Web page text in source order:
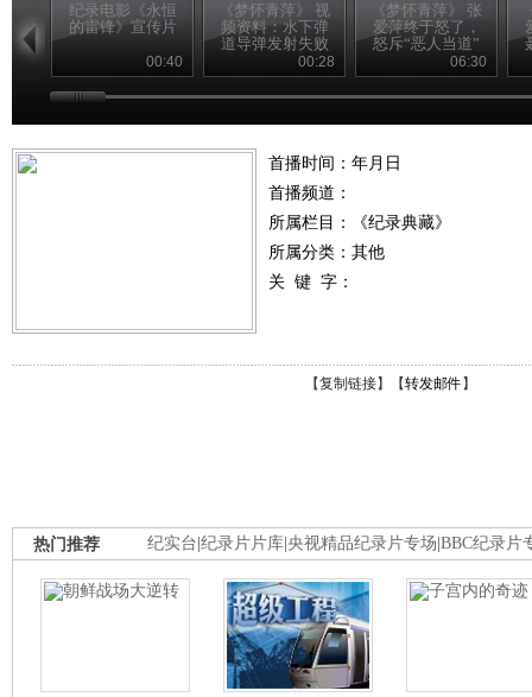
纪录电影《永恒
的雷锋》宣传片
00:40
《梦怀青萍》 视
频资料：水下弹
道导弹发射失败
00:28
《梦怀青萍》 张
爱萍终于怒了，
怒斥“恶人当道”
06:30
首播时间：年月日
首播频道：
所属栏目：
《纪录典藏》
所属分类：其他
关 键 字：
【复制链接】【转发邮件 】
纪实台 纪录片片库 央视精品纪录片专场 BBC纪录片
热门推荐